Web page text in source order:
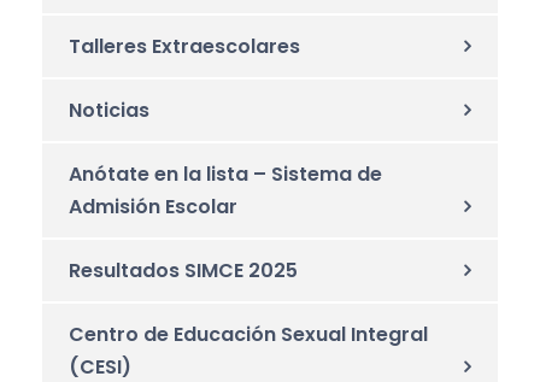
Talleres Extraescolares
Noticias
Anótate en la lista – Sistema de
Admisión Escolar
Resultados SIMCE 2025
Centro de Educación Sexual Integral
(CESI)